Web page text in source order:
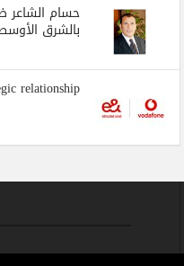
حسام الشاعر
بالشرق
relationship